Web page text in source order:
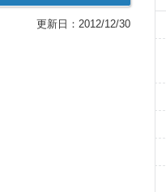
更新日： 2012/12/30